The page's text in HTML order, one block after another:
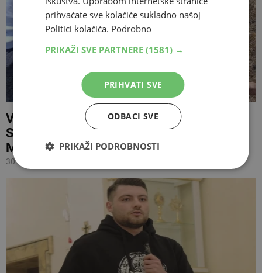
Vandal iz Poljske nije želio odvjetnicu, na
Sudu otkrio zašto je napravio nered u
Međugorju
30.07.2026 15:50
prihvaćate sve kolačiće sukladno našoj
Politici kolačića. Podrobno
PRIKAŽI SVE PARTNERE (1581) →
PRIHVATI SVE
ODBACI SVE
PRIKAŽI PODROBNOSTI